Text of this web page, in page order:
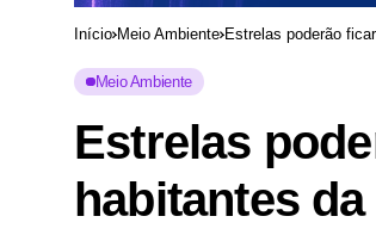
Início Meio Ambiente Estrelas poderão
Meio Ambiente
Estrelas
habitantes